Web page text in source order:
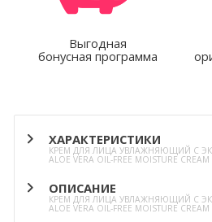
Выгодная
бонусная программа
ХАРАКТЕРИСТИКИ
КРЕМ ДЛЯ ЛИЦА УВЛАЖНЯЮЩИЙ С
ALOE VERA OIL-FREE MOISTURE CREAM
ОПИСАНИЕ
КРЕМ ДЛЯ ЛИЦА УВЛАЖНЯЮЩИЙ С
ALOE VERA OIL-FREE MOISTURE CREAM